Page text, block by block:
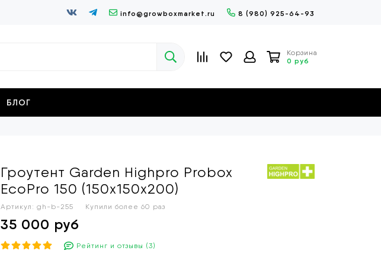
info@growboxmarket.ru 8 (980) 925-64-93
Корзина
0 руб
БЛОГ
Гроутент Garden Highpro Probox
EcoPro 150 (150х150х200)
Артикул: gh-b-255 Купили более 60 раз
35 000 руб
Рейтинг и отзывы (3)